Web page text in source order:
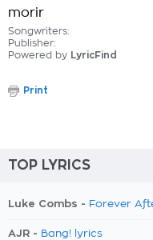
morir
Songwriters:
Publisher:
Powered by LyricFind
Print
TOP LYRICS
Luke Combs - Forever
AJR - Bang! lyrics